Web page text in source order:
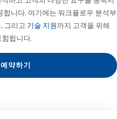
니다. 여기에는 워크플로우 분석부
그리고 기술 지원까지 고객을 위해
됩니다.
약하기